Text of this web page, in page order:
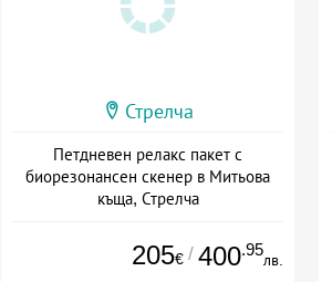
Стрелча
Петдневен релакс пакет с
биорезонансен скенер в Митьова
къща, Стрелча
205€ / 400.95
лв.